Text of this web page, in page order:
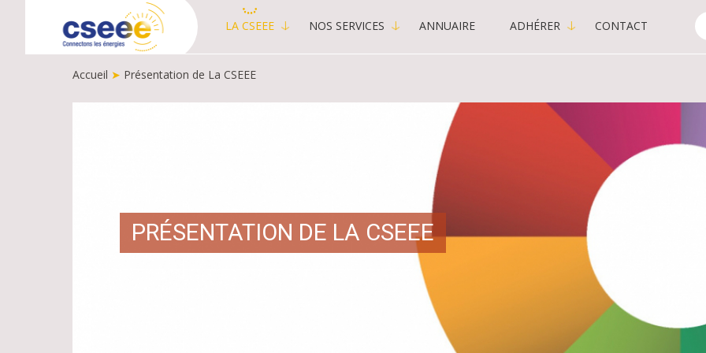
MENU
-
LA CSEEE NOS SERVICES ANNUAIRE ADHÉRER CONTACT
-
FIL
Accueil ➤ Présentation de La CSEEE
PRÉSENTATION DE LA CSEEE